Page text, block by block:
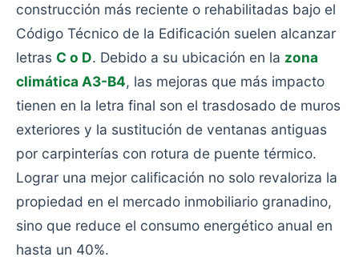
construcción más reciente o rehabilitadas bajo el
Código Técnico de la Edificación suelen alcanzar
letras C o D. Debido a su ubicación en la zona
climática A3-B4, las mejoras que más impacto
tienen en la letra final son el trasdosado de muros
exteriores y la sustitución de ventanas antiguas
por carpinterías con rotura de puente térmico.
Lograr una mejor calificación no solo revaloriza la
propiedad en el mercado inmobiliario granadino,
sino que reduce el consumo energético anual en
hasta un 40%.